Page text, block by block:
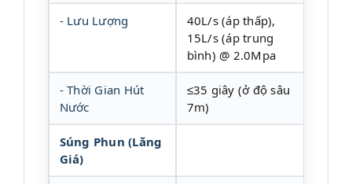
- Lưu Lượng
40L/s (áp thấp),
15L/s (áp trung
bình) @ 2.0Mpa
- Thời Gian Hút
Nước
≤35 giây (ở độ sâu
7m)
Súng Phun (Lăng
Giá)